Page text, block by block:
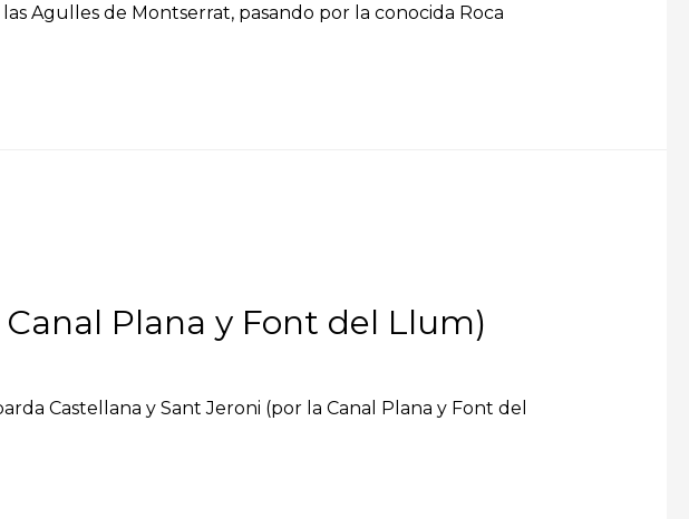
Agulles de Montserrat, pasando por la conocida Roca
Plana y Font del Llum)
Castellana y Sant Jeroni (por la Canal Plana y Font del